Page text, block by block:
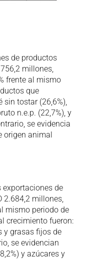
de productos
millones,
frente al mismo
que
tostar (26,6%),
n.e.p. (22,7%), y
se evidencia
origen animal
exportaciones de
2.684,2 millones,
mismo periodo de
crecimiento fueron:
y grasas fijos de
se evidencian
y azúcares y